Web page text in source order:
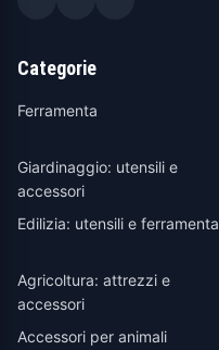
Categorie
Ferramenta
Giardinaggio: utensili e
accessori
Edilizia: utensili e ferramenta
Agricoltura: attrezzi e
accessori
Accessori per animali